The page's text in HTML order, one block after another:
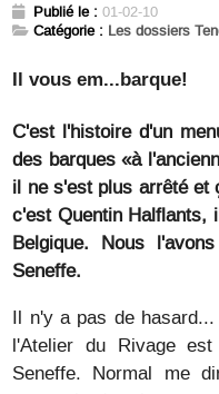
Publié le : 01-02-10
Catégorie : Les dossiers
Il vous em...barque!
C'est l'histoire d'un
des barques «à
il ne s'est plus arrêté et
c'est Quentin Halflants,
Belgique. Nous
Seneffe.
Il n'y a pas de
l'Atelier du Rivage
Seneffe. Normal me